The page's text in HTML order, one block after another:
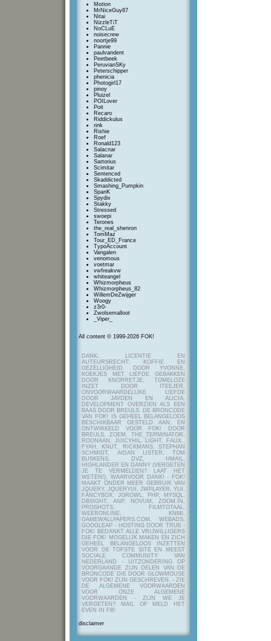
Motion
MrNiceGuy87
Nitai
NizzleTiT
NoCLuE
noisecrew
noortje99
Pannie
paulvandent
Peetbeek
PeruvianSKy
Peterschipper
phenicia
Photogirl17
pinoy
Pluizel
POILover
Poit
Recaro
Riddickulus
rink
Rishie
Roef
Ronald123
Salacnar
Salanar
Sartorius
Scimitar
Sentenced
Skaddicted
Smashing_Pumpkin
SpanK
Spydix
Stakky
Stressed
swoepi
Terones
the_real_shenron
TomMaz
Tour_ED_France
TypoAccount
Vangalen
venomous
voetmar
vwfreakvw
whiteangel
Whizmorpheus
Whizmorpheus_82
WillemDeZwijger
Woogy
z3r0-
Zwolsemalloot
_Viper_
All content © 1999-2026 FOK!
DANK, LICENTIE EN
AUTEURSRECHT: KOFFIE EN
GEZELLIGHEID DOOR YVONNE,
KOEKJES MET LIEFDE GEBAKKEN
DOOR KNORRETJE, TOMELOZE
INZET DOOR ITEEJER,
ONVOORWAARDELIJKE LIEFDE
DOOR JAYDEN EN ALICIA,
DEVELOPMENT OVERZIEN ALS EEN
BAAS DOOR BREULS. DE BRONCODE
VAN FOK! IS GEHEEL BELANGELOOS
BESCHIKBAAR GESTELD AAN, EN
ONTWIKKELD VOOR FOK! DOOR
BREULS, ZOEM, THE_TERMINATOR,
ROONAAN, JUICYHIL, LIGHT, FAUX.,
FYAH, KNUT, RICKMANS, STEPHAN
SCHMIDT, AIDAN LISTER, TOM
BUSKENS, DVZ, HMAIL,
HIGHLANDER EN DANNY (VERGETEN
JE TE VERMELDEN? LAAT HET
WETEN!), WAARVOOR DANK! - FOK!
MAAKT ONDER MEER GEBRUIK VAN
JQUERY, JQUERYUI, JWPLAYER, YUI,
FANCYBOX, JGROWL, PHP, MYSQL,
DBSIGHT, ANP, NOVUM, ZOOM.IN,
PROSHOTS, FILMTOTAAL,
WEERONLINE, KNMI,
GAMEWALLPAPERS.COM, WEBADS,
GOOGLEAP - HOSTING DOOR TRUE -
FOK! BEDANKT ALLE VRIJWILLIGERS
DIE FOK! MOGELIJK MAKEN EN ZICH
GEHEEL BELANGELOOS INZETTEN
VOOR DE TOFSTE SITE EN MEEST
SOCIALE COMMUNITY VAN
NEDERLAND - UITZONDERING OP
VOORGAANDE ZIJN DELEN VAN DE
BRONCODE DIE DOOR GLOWMOUSE
VOOR FOK! ZIJN GESCHREVEN. - ZIE
DE ALGEMENE VOORWAARDEN
VOOR ONZE ALGEMENE
VOORWAARDEN - ZIJN WE JE
VERGETEN? MAIL OF MELD HET
EVEN IN FB!
disclaimer